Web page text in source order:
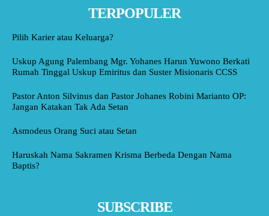
TERPOPULER
Pilih Karier atau Keluarga?
Uskup Agung Palembang Mgr. Yohanes Harun Yuwono Berkati
Rumah Tinggal Uskup Emiritus dan Suster Misionaris CCSS
Pastor Anton Silvinus dan Pastor Johanes Robini Marianto OP:
Jangan Katakan Tak Ada Setan
Asmodeus Orang Suci atau Setan
Haruskah Nama Sakramen Krisma Berbeda Dengan Nama
Baptis?
SUBSCRIBE